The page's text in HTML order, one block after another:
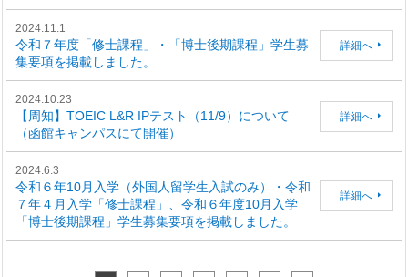
2024.11.1
令和７年度「修士課程」・「博士後期課程」学生募
集要項を掲載しました。
詳細へ
2024.10.23
【周知】TOEIC L&R IPテスト（11/9）について
（函館キャンパスにて開催）
詳細へ
2024.6.3
令和６年10月入学（外国人留学生入試のみ）・令和
７年４月入学「修士課程」、令和６年度10月入学
「博士後期課程」学生募集要項を掲載しました。
詳細へ